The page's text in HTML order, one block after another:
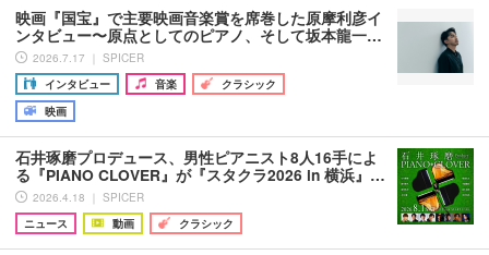
映画『国宝』で主要映画音楽賞を席巻した原摩利彦イ
ンタビュー〜原点としてのピアノ、そして坂本龍一…
2026.7.17 ｜ SPICER
インタビュー
音楽
クラシック
映画
石井琢磨プロデュース、男性ピアニスト8人16手によ
る『PIANO CLOVER』が『スタクラ2026 in 横浜』…
2026.4.18 ｜ SPICER
ニュース
動画 クラシック